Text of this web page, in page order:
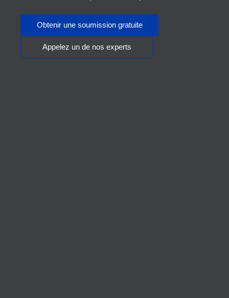
Obtenir une soumission gratuite
Appelez un de nos experts